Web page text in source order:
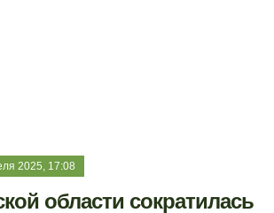
2025, 17:08
области сократилась